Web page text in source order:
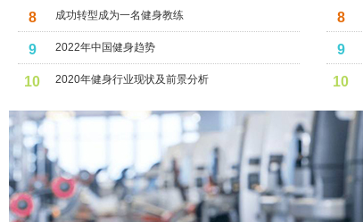
8 成功转型成为一名健身教练
9 2022年中国健身趋势
10 2020年健身行业现状及前景分析
8
9
10